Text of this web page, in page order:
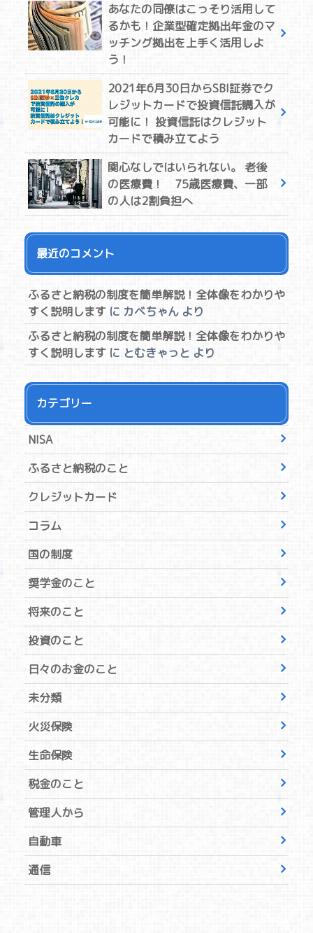
あなたの同僚はこっそり活用して
るかも！企業型確定拠出年金のマ
ッチング拠出を上手く活用しよ
う！
2021年6月30日からSBI証券でク
レジットカードで投資信託購入が
可能に！ 投資信託はクレジット
カードで積み立てよう
関心なしではいられない。 老後
の医療費！ 75歳医療費、一部
の人は2割負担へ
最近のコメント
ふるさと納税の制度を簡単解説！全体像をわかりや
すく説明しますに カベちゃんより
ふるさと納税の制度を簡単解説！全体像をわかりや
すく説明しますに とむきゃっと より
カテゴリー
NISA
ふるさと納税のこと
クレジットカード
コラム
国の制度
奨学金のこと
将来のこと
投資のこと
日々のお金のこと
未分類
火災保険
生命保険
税金のこと
管理人から
自動車
通信